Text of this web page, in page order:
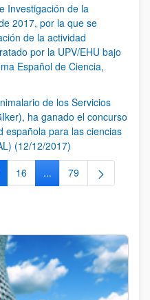
Investigación de la
2017, por la que se
de la actividad
por la UPV/EHU bajo
Español de Ciencia,
de los Servicios
ha ganado el concurso
española para las ciencias
(12/12/2017)
Use TAB para desplazarse.
Página
16 ...Páginas intermedias
Página
79